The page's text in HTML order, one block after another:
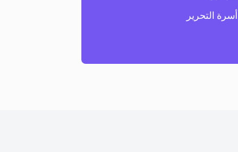
أسرة التحرير